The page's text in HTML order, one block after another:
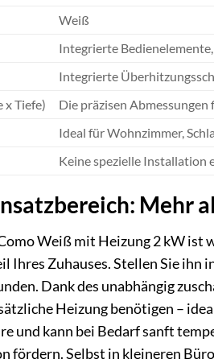
Weiß
Integrierte
Integrierte
x Tiefe)
Die präzisen
Ideal für Wohnzimmer,
Keine spezielle Installation
Mehr
Weiß mit Heizung 2 kW
Ihres Zuhauses. Stellen Sie ihn
Dank des unabhängig
Heizung benötigen –
und kann bei Bedarf sanft
fördern. Selbst in kleineren